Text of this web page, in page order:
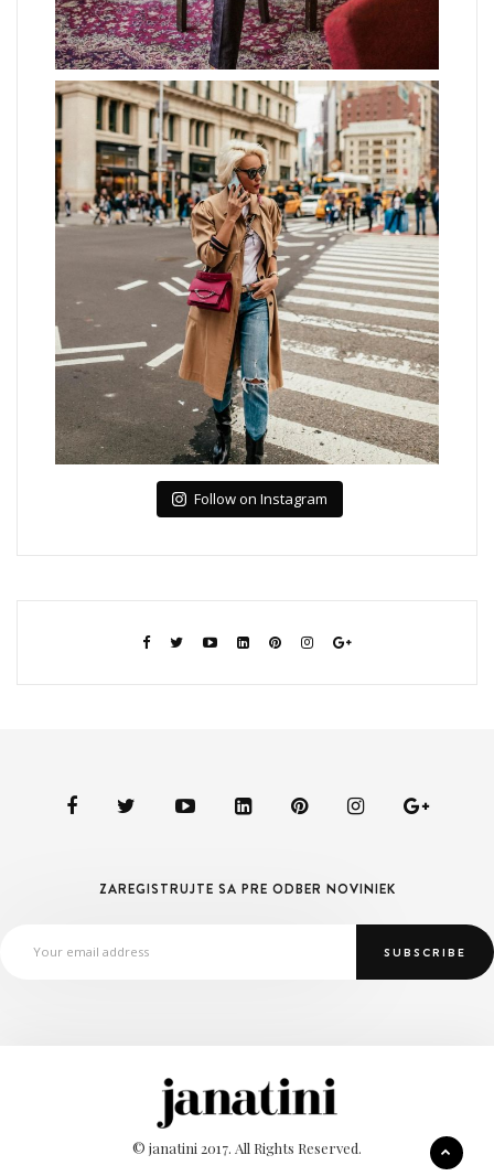
Follow on Instagram
ZAREGISTRUJTE SA PRE ODBER NOVINIEK
© janatini 2017. All Rights Reserved.